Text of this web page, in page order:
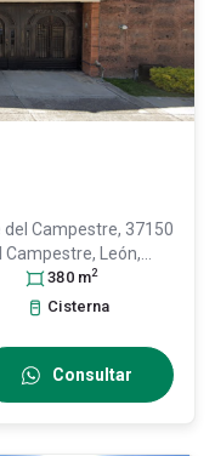
del Campestre, 37150
Campestre,
León,
380 m2
Cisterna
Consultar